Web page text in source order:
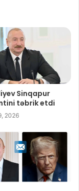
Sinqapur
təbrik etdi
2026